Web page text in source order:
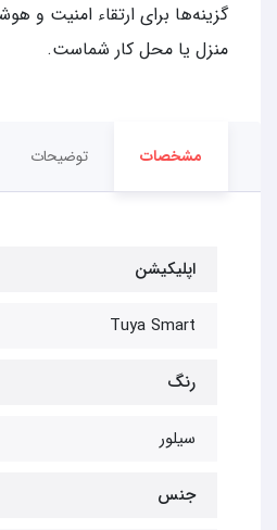
گزینه‌ها برای ارتقاء امنیت و
منزل یا محل کار شماست.
مشخصات توضیحات
اپلیکیشن
Tuya Smart
رنگ
سیلور
جنس